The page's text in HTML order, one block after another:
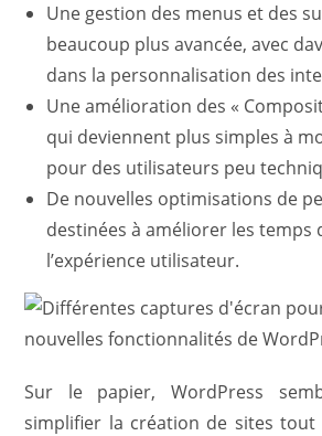
Une gestion des menus et des
beaucoup plus avancée, avec
dans la personnalisation des
Une amélioration des «
qui deviennent plus simples à
pour des utilisateurs peu
De nouvelles optimisations de
destinées à améliorer les temps
l’expérience utilisateur.
Sur le papier, WordPress
simplifier la création de sites tout